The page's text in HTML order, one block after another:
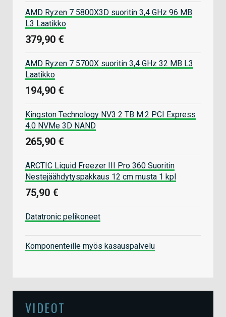
AMD Ryzen 7 5800X3D suoritin 3,4 GHz 96 MB
L3 Laatikko
379,90 €
AMD Ryzen 7 5700X suoritin 3,4 GHz 32 MB L3
Laatikko
194,90 €
Kingston Technology NV3 2 TB M.2 PCI Express
4.0 NVMe 3D NAND
265,90 €
ARCTIC Liquid Freezer III Pro 360 Suoritin
Nestejäähdytyspakkaus 12 cm musta 1 kpl
75,90 €
Datatronic pelikoneet
Komponenteille myös kasauspalvelu
VIDEOT